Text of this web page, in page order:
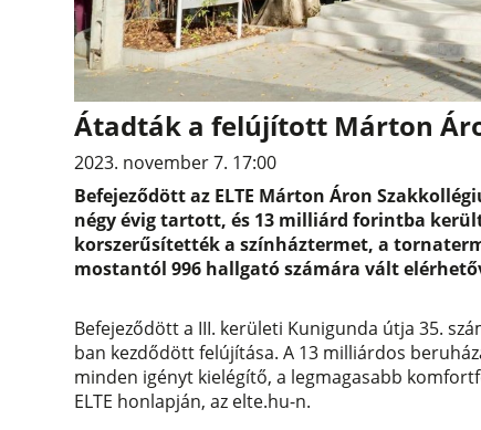
Átadták a felújított Márton
2023. november 7. 17:00
Befejeződött az ELTE Márton Áron
négy évig tartott, és 13 milliárd forintba
korszerűsítették a színháztermet, a
mostantól 996 hallgató számára vált
Befejeződött a III. kerületi Kunigunda útja 35.
ban kezdődött felújítása. A 13 milliárdos
minden igényt kielégítő, a legmagasabb
ELTE honlapján, az elte.hu-n.